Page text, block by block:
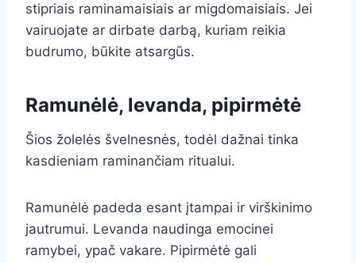
stipriais raminamaisiais ar migdomaisiais. Jei
vairuojate ar dirbate darbą, kuriam reikia
budrumo, būkite atsargūs.
Ramunėlė, levanda, pipirmėtė
Šios žolelės švelnesnės, todėl dažnai tinka
kasdieniam raminančiam ritualui.
Ramunėlė padeda esant įtampai ir virškinimo
jautrumui. Levanda naudinga emocinei
ramybei, ypač vakare. Pipirmėtė gali